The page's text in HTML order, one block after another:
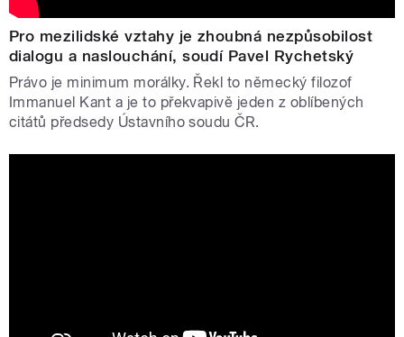
Pro mezilidské vztahy je zhoubná nezpůsobilost
dialogu a naslouchání, soudí Pavel Rychetský
Právo je minimum morálky. Řekl to německý filozof
Immanuel Kant a je to překvapivě jeden z oblíbených
citátů předsedy Ústavního soudu ČR.